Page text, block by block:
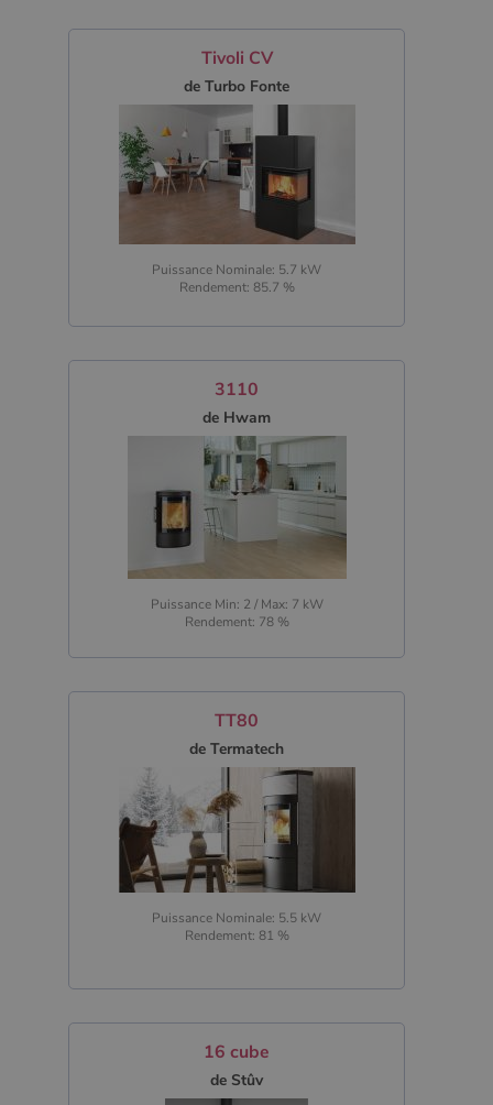
Tivoli CV
de Turbo Fonte
Puissance Nominale: 5.7 kW
Rendement: 85.7 %
3110
de Hwam
Puissance Min: 2 / Max: 7 kW
Rendement: 78 %
TT80
de Termatech
Puissance Nominale: 5.5 kW
Rendement: 81 %
16 cube
de Stûv